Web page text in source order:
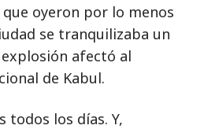
oyeron por lo menos
se tranquilizaba un
afectó al
de Kabul.
todos los días. Y,